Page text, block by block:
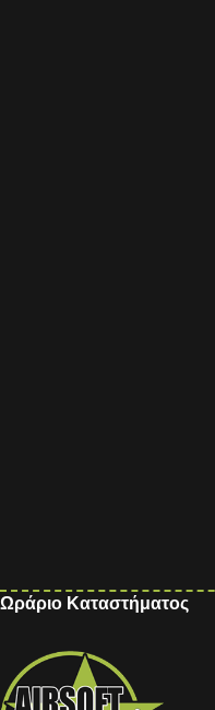
Ωράριο Καταστήματος